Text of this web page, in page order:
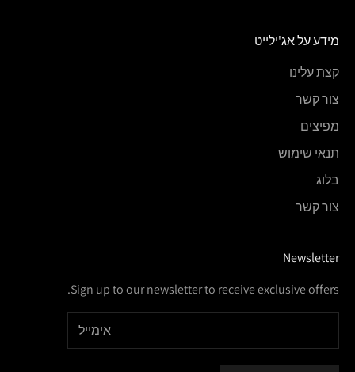
מידע על אג'ילייט
קצת עלינו
צור קשר
מפיצים
תנאי שימוש
בלוג
צור קשר
Newsletter
Sign up to our newsletter to receive exclusive offers.